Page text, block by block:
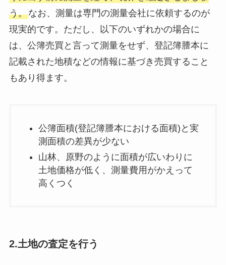
う。なお、測量は専門の測量会社に依頼するのが
現実的です。ただし、以下のいずれかの場合に
は、公簿売買と言って測量をせず、登記簿謄本に
記載された地積などの情報に基づき売買すること
もあり得ます。
公簿面積(登記簿謄本における面積)と実
測面積の差異が少ない
山林、原野のように面積が広いわりに
土地価格が低く、測量費用がかえって
高くつく
2.土地の査定を行う